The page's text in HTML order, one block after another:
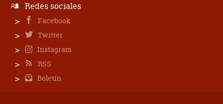
Redes sociales
Facebook
Twitter
Instagram
RSS
Boletín